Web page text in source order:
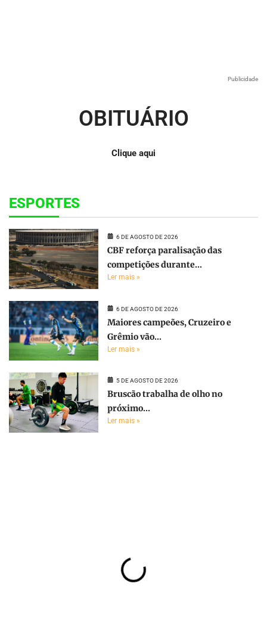
Publicidade
OBITUÁRIO
Clique aqui
ESPORTES
6 DE AGOSTO DE 2026
CBF reforça paralisação das
competições durante...
Ler mais »
6 DE AGOSTO DE 2026
Maiores campeões, Cruzeiro e
Grêmio vão...
Ler mais »
5 DE AGOSTO DE 2026
Bruscão trabalha de olho no
próximo...
Ler mais »